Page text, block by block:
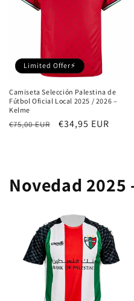
Limited Offer⚡
Camiseta Selección Palestina de
Fútbol Oficial Local 2025 / 2026 –
Kelme
Precio
€75,00 EUR
Precio
€34,95 EUR
Novedad 2025